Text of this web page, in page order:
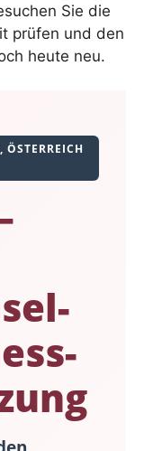
Sie die
prüfen und den
heute neu.